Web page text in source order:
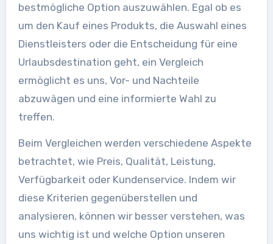
bestmögliche Option auszuwählen. Egal ob es
um den Kauf eines Produkts, die Auswahl eines
Dienstleisters oder die Entscheidung für eine
Urlaubsdestination geht, ein Vergleich
ermöglicht es uns, Vor- und Nachteile
abzuwägen und eine informierte Wahl zu
treffen.
Beim Vergleichen werden verschiedene Aspekte
betrachtet, wie Preis, Qualität, Leistung,
Verfügbarkeit oder Kundenservice. Indem wir
diese Kriterien gegenüberstellen und
analysieren, können wir besser verstehen, was
uns wichtig ist und welche Option unseren